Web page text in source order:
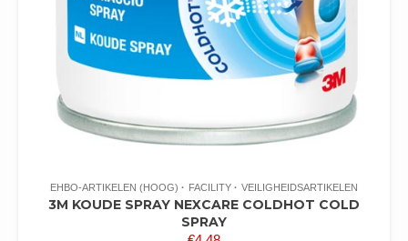
EHBO-ARTIKELEN (HOOG) FACILITY VEILIGHEIDSARTIKELEN
3M KOUDE SPRAY NEXCARE COLDHOT COLD
SPRAY